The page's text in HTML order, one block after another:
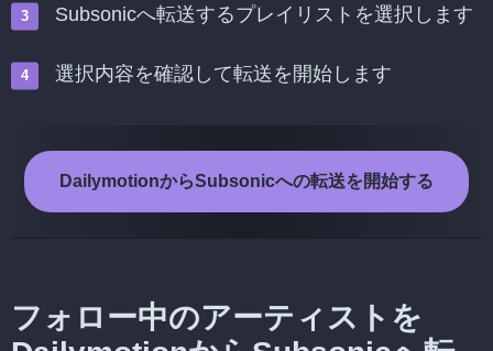
Subsonicへ転送するプレイリストを選択します
選択内容を確認して転送を開始します
DailymotionからSubsonicへの転送を開始する
フォロー中のアーティストを